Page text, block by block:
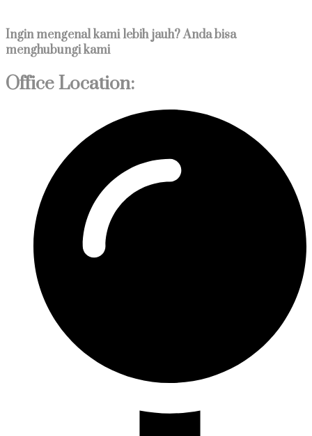
Ingin mengenal kami lebih jauh? Anda bisa
menghubungi kami
Office Location: